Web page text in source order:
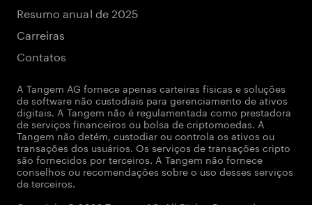
Resumo anual de 2025
Carreiras
Contatos
A Tangem AG fornece apenas carteiras físicas e soluções
de software não custodiais para gerenciamento de ativos
digitais. A Tangem não é regulamentada como prestadora
de serviços financeiros ou bolsa de criptomoedas. A
Tangem não detém, custodiar ou controla os ativos ou
transações dos usuários. Os serviços de transações cripto
são fornecidos por terceiros. A Tangem não fornece
conselhos ou recomendações sobre o uso desses serviços
de terceiros.